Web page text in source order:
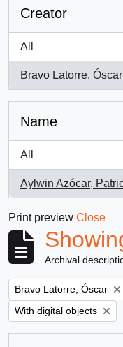
Creator
All
Bravo Latorre, Óscar
, 1 results
Name
All
Aylwin Azócar,
, 1 results
Print preview Close
Archival
Remove filter:
Bravo Latorre, Óscar
Remove filter:
With digital objects